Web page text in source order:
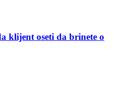
klijent oseti da brinete o